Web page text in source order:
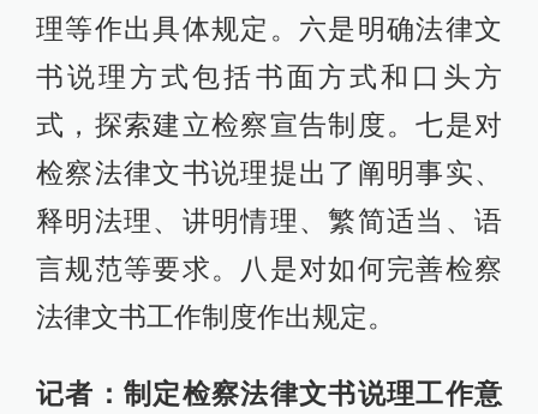
理等作出具体规定。六是明确法律文
书说理方式包括书面方式和口头方
式，探索建立检察宣告制度。七是对
检察法律文书说理提出了阐明事实、
释明法理、讲明情理、繁简适当、语
言规范等要求。八是对如何完善检察
法律文书工作制度作出规定。
记者：制定检察法律文书说理工作意